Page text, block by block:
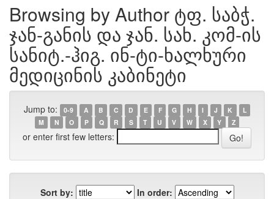
Browsing by Author ტფ. საბჭ.
ჯან-განის და ჯან. სახ. კომ-ის
სანიტ.-ჰიგ. ინ-ტი-ხალხური
მედიცინის კაბინეტი
Jump to: 0-9 A B C D E F G H I J K
L
M
N O P Q R S T U V W X Y Z
or enter first few letters:
Sort by:
In order: